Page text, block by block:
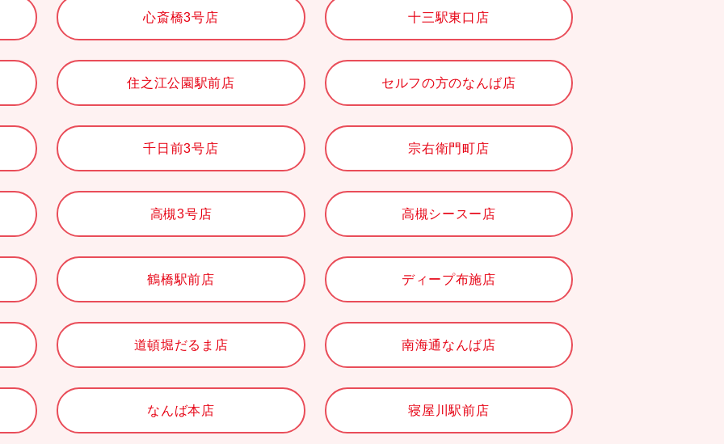
心斎橋3号店 十三駅東口店
住之江公園駅前店 セルフの方のなんば店
千日前3号店 宗右衛門町店
高槻3号店 高槻シースー店
鶴橋駅前店 ディープ布施店
道頓堀だるま店 南海通なんば店
なんば本店 寝屋川駅前店